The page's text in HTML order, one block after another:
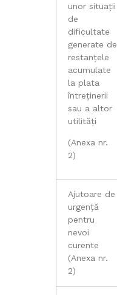
unor situații
de
dificultate
generate de
restanțele
acumulate
la plata
întreținerii
sau a altor
utilități
(Anexa nr.
2)
Ajutoare de
urgență
pentru
nevoi
curente
(Anexa nr.
2)